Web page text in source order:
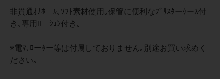
非貫通ｵﾅﾎーﾙ､ｿﾌﾄ素材使用｡保管に便利なﾌﾞﾘｽﾀーｹーｽ付
き､専用ﾛーｼｮﾝ付き｡
※電ﾏ､ﾛーﾀー等は付属しておりません｡別途お買い求めく
ださい｡